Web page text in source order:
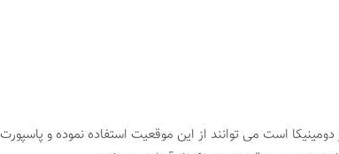
است می توانند از این موقعیت استفاده نموده و پاسپورت